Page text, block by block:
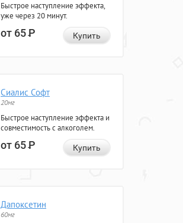
Быстрое наступление эффекта,
уже через 20 минут.
от 65Р Купить
Сиалис Софт
20мг
Быстрое наступление эффекта и
совместимость с алкоголем.
от 65Р Купить
Дапоксетин
60мг